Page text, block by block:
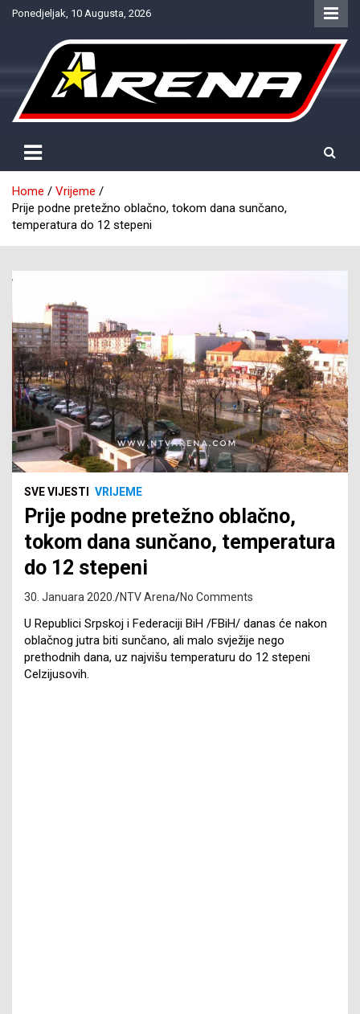
SkipPonedjeljak, 10 Augusta, 2026
NTV Arena
Home
Vrijeme
Prije podne pretežno oblačno, tokom dana sunčano,
temperatura do 12 stepeni
SVE VIJESTI VRIJEME
Prije podne pretežno oblačno,
tokom dana sunčano, temperatura
do 12 stepeni
30. Januara 2020. NTV Arena No Comments
U Republici Srpskoj i Federaciji BiH /FBiH/ danas će nakon
oblačnog jutra biti sunčano, ali malo svježije nego
prethodnih dana, uz najvišu temperaturu do 12 stepeni
Celzijusovih.